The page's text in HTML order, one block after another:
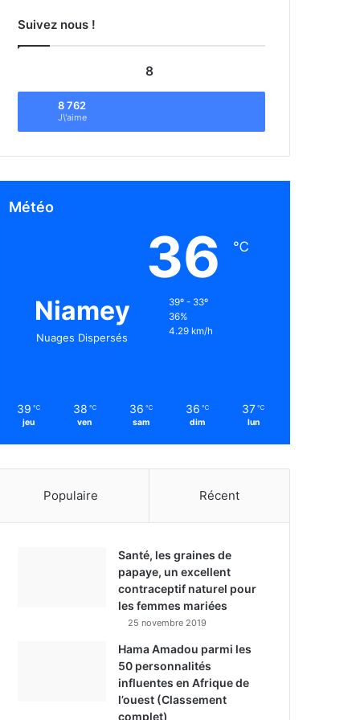
Suivez nous !
8
8 762
J\'aime
Météo
Niamey
Nuages Dispersés
36 ℃
39º - 33º
36%
4.29 km/h
39 ℃
jeu
38 ℃
ven
36 ℃
sam
36 ℃
dim
37 ℃
lun
Populaire Récent
Santé, les graines de
papaye, un excellent
contraceptif naturel pour
les femmes mariées
25 novembre 2019
Hama Amadou parmi les
50 personnalités
influentes en Afrique de
l’ouest (Classement
complet)